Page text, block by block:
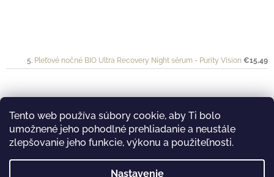
Tento web používa súbory cookie, aby Ti bolo
umožnené jeho pohodlné prehliadanie a neustále
zlepšovanie jeho funkcie, výkonu a použiteľnosti.
Nastavenie
Pleťové nočné BIO Ultra Recovery Night sérum - Purity Vision €15,49
Ochranný krém pre športovkyne a športovcov VÉLO - Mylo
࿔ Nakukni aj na náš Youtube kanál...